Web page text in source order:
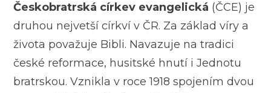
Českobratrská církev evangelická (ČCE) je
druhou nejvetší církví v ČR. Za základ víry a
života považuje Bibli. Navazuje na tradici
české reformace, husitské hnutí i Jednotu
bratrskou. Vznikla v roce 1918 spojením dvou